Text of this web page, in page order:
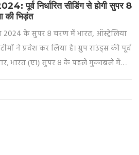
पूर्व निर्धारित सीडिंग से होगी सुपर 8
की भिड़ंत
2024 के सुपर 8 चरण में भारत, ऑस्ट्रेलिया
ने प्रवेश कर लिया है। ग्रुप राउंड्स की पूर्व
भारत (ए1) सुपर 8 के पहले मुकाबले में
या नीदरलैंड्स की टीम भी शामिल होगी।